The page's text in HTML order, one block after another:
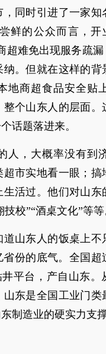
同时引进了一家
鲜的公众而言，开
超难免出现服务疏
。但就在这样的
地商超食品安全贴
个山东人的层面
话题落进来。
人，大概率没有到
市实地看一眼；
活过。他们对山
校”“酒桌文化”等等
山东人的饭桌上
省份的底气。全国
平台，产自山东。
东是全国工业门
制造业的硬实力支撑